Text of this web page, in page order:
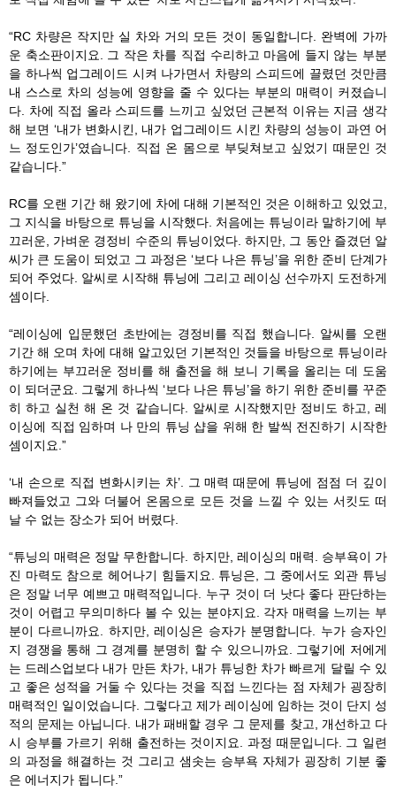
“RC 차량은 작지만 실 차와 거의 모든 것이 동일합니다. 완벽에 가까
운 축소판이지요. 그 작은 차를 직접 수리하고 마음에 들지 않는 부분
을 하나씩 업그레이드 시켜 나가면서 차량의 스피드에 끌렸던 것만큼
내 스스로 차의 성능에 영향을 줄 수 있다는 부분의 매력이 커졌습니
다. 차에 직접 올라 스피드를 느끼고 싶었던 근본적 이유는 지금 생각
해 보면 ‘내가 변화시킨, 내가 업그레이드 시킨 차량의 성능이 과연 어
느 정도인가’였습니다. 직접 온 몸으로 부딪쳐보고 싶었기 때문인 것
같습니다.”
RC를 오랜 기간 해 왔기에 차에 대해 기본적인 것은 이해하고 있었고,
그 지식을 바탕으로 튜닝을 시작했다. 처음에는 튜닝이라 말하기에 부
끄러운, 가벼운 경정비 수준의 튜닝이었다. 하지만, 그 동안 즐겼던 알
씨가 큰 도움이 되었고 그 과정은 ‘보다 나은 튜닝’을 위한 준비 단계가
되어 주었다. 알씨로 시작해 튜닝에 그리고 레이싱 선수까지 도전하게
셈이다.
“레이싱에 입문했던 초반에는 경정비를 직접 했습니다. 알씨를 오랜
기간 해 오며 차에 대해 알고있던 기본적인 것들을 바탕으로 튜닝이라
하기에는 부끄러운 정비를 해 출전을 해 보니 기록을 올리는 데 도움
이 되더군요. 그렇게 하나씩 ‘보다 나은 튜닝’을 하기 위한 준비를 꾸준
히 하고 실천 해 온 것 같습니다. 알씨로 시작했지만 정비도 하고, 레
이싱에 직접 임하며 나 만의 튜닝 샵을 위해 한 발씩 전진하기 시작한
셈이지요.”
‘내 손으로 직접 변화시키는 차’. 그 매력 때문에 튜닝에 점점 더 깊이
빠져들었고 그와 더불어 온몸으로 모든 것을 느낄 수 있는 서킷도 떠
날 수 없는 장소가 되어 버렸다.
“튜닝의 매력은 정말 무한합니다. 하지만, 레이싱의 매력. 승부욕이 가
진 마력도 참으로 헤어나기 힘들지요. 튜닝은, 그 중에서도 외관 튜닝
은 정말 너무 예쁘고 매력적입니다. 누구 것이 더 낫다 좋다 판단하는
것이 어렵고 무의미하다 볼 수 있는 분야지요. 각자 매력을 느끼는 부
분이 다르니까요. 하지만, 레이싱은 승자가 분명합니다. 누가 승자인
지 경쟁을 통해 그 경계를 분명히 할 수 있으니까요. 그렇기에 저에게
는 드레스업보다 내가 만든 차가, 내가 튜닝한 차가 빠르게 달릴 수 있
고 좋은 성적을 거둘 수 있다는 것을 직접 느낀다는 점 자체가 굉장히
매력적인 일이었습니다. 그렇다고 제가 레이싱에 임하는 것이 단지 성
적의 문제는 아닙니다. 내가 패배할 경우 그 문제를 찾고, 개선하고 다
시 승부를 가르기 위해 출전하는 것이지요. 과정 때문입니다. 그 일련
의 과정을 해결하는 것 그리고 샘솟는 승부욕 자체가 굉장히 기분 좋
은 에너지가 됩니다.”